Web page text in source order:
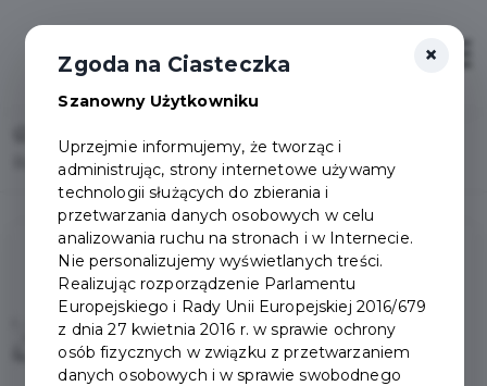
Ruszamy w drogę wakacyjną 607
×
Zgoda na Ciasteczka
Szanowny Użytkowniku
Uprzejmie informujemy, że tworząc i
administrując, strony internetowe używamy
technologii służących do zbierania i
przetwarzania danych osobowych w celu
analizowania ruchu na stronach i w Internecie.
Nie personalizujemy wyświetlanych treści.
Realizując rozporządzenie Parlamentu
Europejskiego i Rady Unii Europejskiej 2016/679
z dnia 27 kwietnia 2016 r. w sprawie ochrony
osób fizycznych w związku z przetwarzaniem
danych osobowych i w sprawie swobodnego